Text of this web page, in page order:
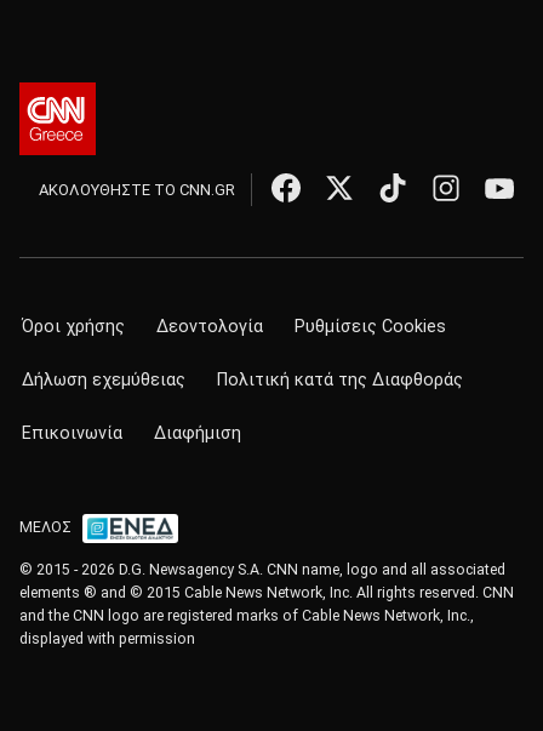
ΑΚΟΛΟΥΘΗΣΤΕ ΤΟ CNN.GR
Όροι χρήσης Δεοντολογία Ρυθμίσεις Cookies
Δήλωση εχεμύθειας Πολιτική κατά της Διαφθοράς
Επικοινωνία Διαφήμιση
ΜΕΛΟΣ
© 2015 - 2026 D.G. Newsagency S.A. CNN name, logo and all associated
elements ® and © 2015 Cable News Network, Inc. All rights reserved. CNN
and the CNN logo are registered marks of Cable News Network, Inc.,
displayed with permission